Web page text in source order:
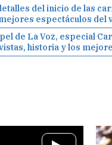
del inicio de las
espectáculos del
de La Voz, especial
historia y los